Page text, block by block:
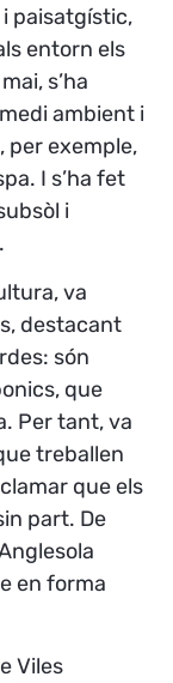
paisatgístic,
entorn els
s’ha
ambient i
per exemple,
I s’ha fet
i
va
destacant
són
que
Per tant, va
treballen
que els
part. De
en forma
Viles